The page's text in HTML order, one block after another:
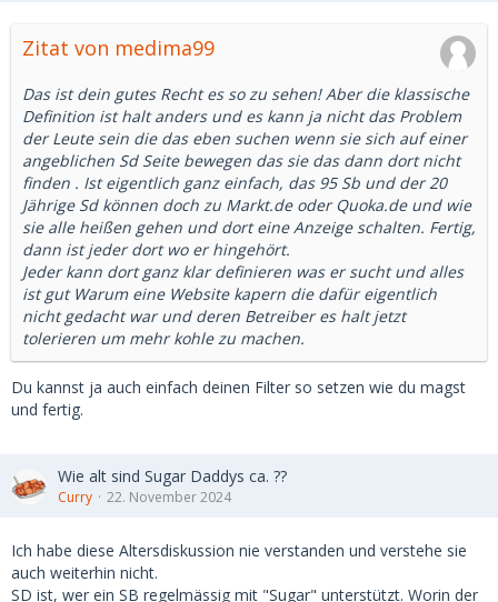
Zitat von medima99
Das ist dein gutes Recht es so zu sehen! Aber die klassische
Definition ist halt anders und es kann ja nicht das Problem
der Leute sein die das eben suchen wenn sie sich auf einer
angeblichen Sd Seite bewegen das sie das dann dort nicht
finden . Ist eigentlich ganz einfach, das 95 Sb und der 20
Jährige Sd können doch zu Markt.de oder Quoka.de und wie
sie alle heißen gehen und dort eine Anzeige schalten. Fertig,
dann ist jeder dort wo er hingehört.
Jeder kann dort ganz klar definieren was er sucht und alles
ist gut Warum eine Website kapern die dafür eigentlich
nicht gedacht war und deren Betreiber es halt jetzt
tolerieren um mehr kohle zu machen.
Du kannst ja auch einfach deinen Filter so setzen wie du magst
und fertig.
Wie alt sind Sugar Daddys ca. ??
Curry 22. November 2024
Ich habe diese Altersdiskussion nie verstanden und verstehe sie
auch weiterhin nicht.
SD ist, wer ein SB regelmässig mit "Sugar" unterstützt. Worin der